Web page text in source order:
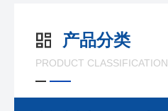
产品分类
PRODUCT CLASSIFICATION